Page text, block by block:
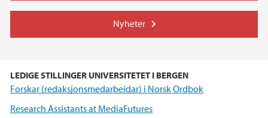
Nyheter
LEDIGE STILLINGER UNIVERSITETET I BERGEN
Forskar (redaksjonsmedarbeidar) i Norsk Ordbok
Research Assistants at MediaFutures